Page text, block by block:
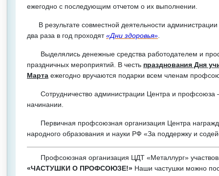
ежегодно с последующим отчетом о их выполнении.
В результате совместной деятельности
два раза в год проходят«Дни здоровья»
Выделялись денежные средства работодателем и
праздничных мероприятий. В честь празднования Дня
Марта ежегодно вручаются подарки всем членам
Сотрудничество администрации Центра и профсоюза –
начинании.
Первичная профсоюзная организация Центра
народного образования и науки РФ «За поддержку и
Профсоюзная организация ЦДТ «Металлург»
«ЧАСТУШКИ О ПРОФСОЮЗЕ!» Наши частушки можно